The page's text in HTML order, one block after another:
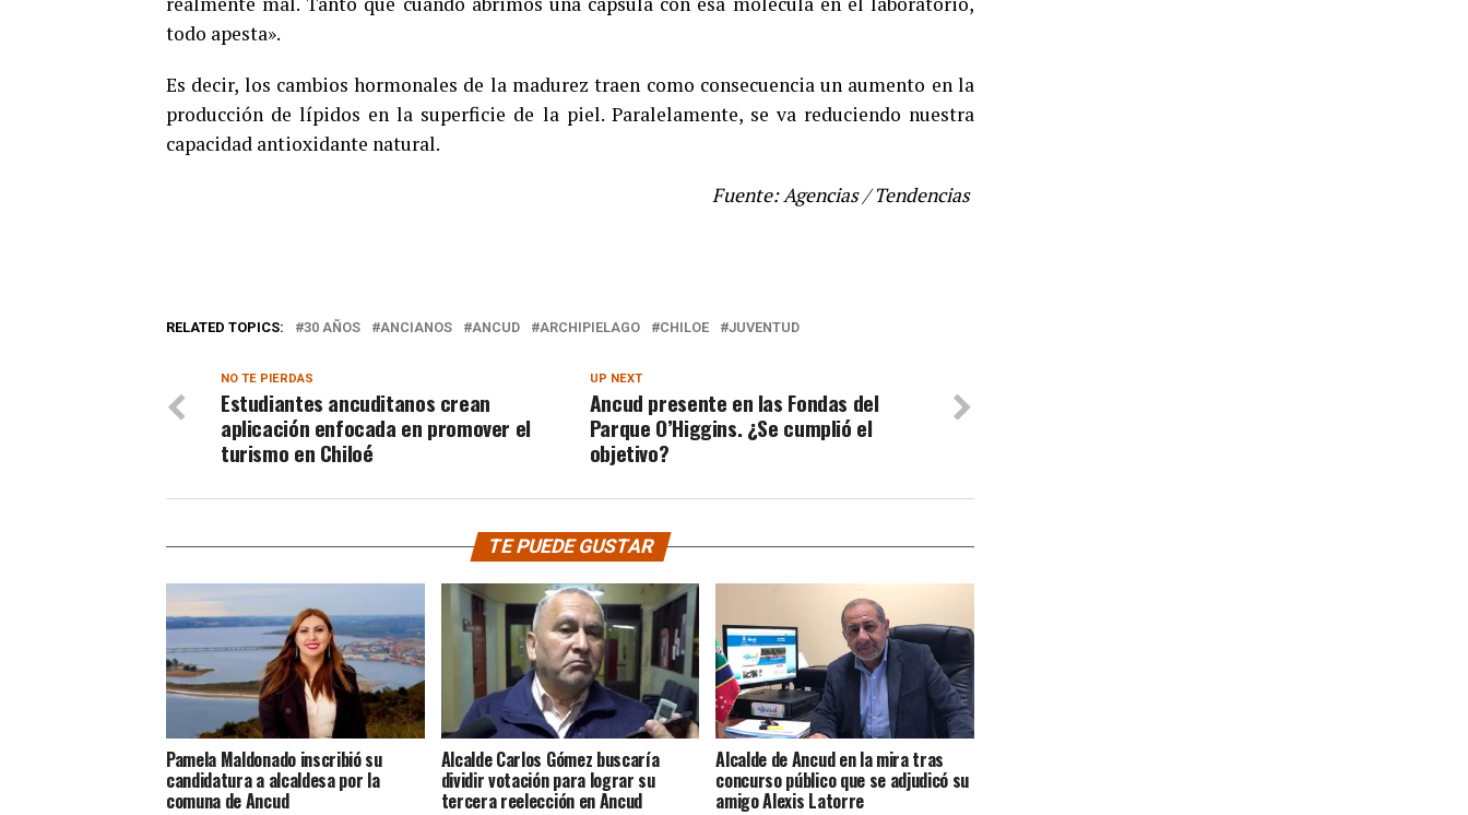
todo apesta».
Es decir, los cambios hormonales de la madurez traen como consecuencia un aumento en la
producción de lípidos en la superficie de la piel. Paralelamente, se va reduciendo nuestra
capacidad antioxidante natural.
Fuente: Agencias / Tendencias
RELATED TOPICS: 30 AÑOS ANCIANOS ANCUD ARCHIPIELAGO CHILOE JUVENTUD
UP NEXT
Ancud presente en las Fondas del
Parque O’Higgins. ¿Se cumplió el
objetivo?
NO TE PIERDAS
Estudiantes ancuditanos crean
aplicación enfocada en promover el
turismo en Chiloé
TE PUEDE GUSTAR
Pamela Maldonado inscribió su
candidatura a alcaldesa por la
comuna de Ancud
Alcalde Carlos Gómez buscaría
dividir votación para lograr su
tercera reelección en Ancud
Alcalde de Ancud en la mira tras
concurso público que se adjudicó su
amigo Alexis Latorre